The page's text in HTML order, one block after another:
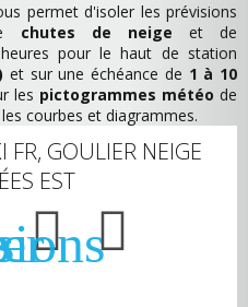
permet d'isoler les prévisions
chutes de neige et de
pour le haut de station
et sur une échéance de 1 à 10
les pictogrammes météo de
courbes et diagrammes.
FR, GOULIER NEIGE
EST